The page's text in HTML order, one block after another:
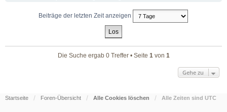
Beiträge der letzten Zeit anzeigen
Die Suche ergab 0 Treffer • Seite 1von 1
Gehe zu
Startseite Foren-Übersicht Alle Cookies löschen Alle Zeiten sind UTC